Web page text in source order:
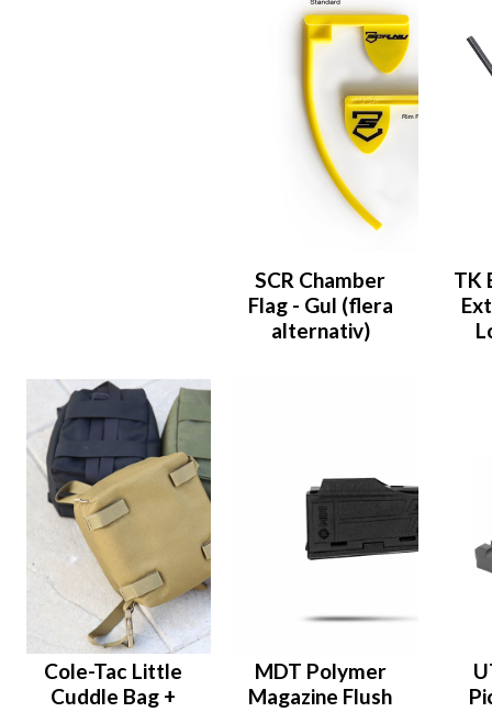
SCR Chamber
Flag - Gul (flera
alternativ)
TK
Cole-Tac Little
Cuddle Bag +
MDT Polymer
Magazine Flush